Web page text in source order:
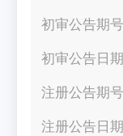
初审公告期号
初审公告日期
注册公告期号
注册公告日期